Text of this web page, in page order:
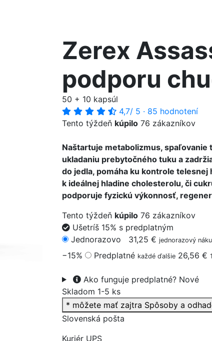
Zerex
podporu
50 + 10 kapsúl
4,7/ 5 · 85 hodnotení
Tento týždeň kúpilo 76 zákazníkov
Naštartuje metabolizmus, spaľovanie
ukladaniu prebytočného tuku a
do jedla, pomáha ku kontrole
k ideálnej hladine cholesterolu, či
podporuje fyzickú výkonnosť,
Tento týždeň kúpilo 76 zákazníkov
Ušetríš 15% s predplatným
Jednorazovo
31,25 € jednorazový
−15% Predplatné každé ďalšie 26,56 €
Ako funguje predplatné? Nové
Skladom 1-5 ks
* môžete mať zajtra Spôsoby a
Slovenská pošta
Kuriér UPS